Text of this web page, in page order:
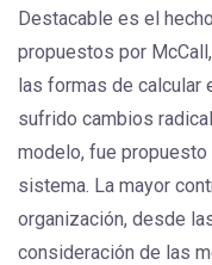
Destacable es el
propuestos por
las formas de calcular
sufrido cambios
modelo, fue
sistema. La mayor
organización, desde
consideración de las